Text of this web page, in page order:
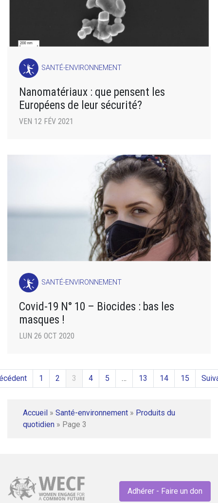
SANTÉ-ENVIRONNEMENT
Nanomatériaux : que pensent les
Européens de leur sécurité?
VEN 12 FÉV 2021
SANTÉ-ENVIRONNEMENT
Covid-19 N° 10 – Biocides : bas les
masques !
LUN 26 OCT 2020
1 2 3 4 5 … 13 14 15
Accueil » Santé-environnement » Produits du
quotidien » Page 3
Adhérer - Faire un don